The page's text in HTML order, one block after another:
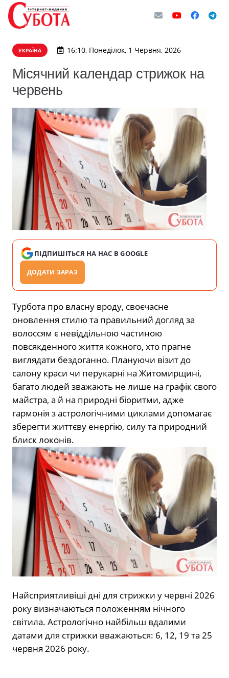
УКРАЇНА 16:10, Понеділок, 1 Червня, 2026
Місячний календар стрижок на
червень
ПІДПИШІТЬСЯ НА НАС В GOOGLE
ДОДАТИ ЗАРАЗ
Турбота про власну вроду, своєчасне
оновлення стилю та правильний догляд за
волоссям є невіддільною частиною
повсякденного життя кожного, хто прагне
виглядати бездоганно. Плануючи візит до
салону краси чи перукарні на Житомирщині,
багато людей зважають не лише на графік свого
майстра, а й на природні біоритми, адже
гармонія з астрологічними циклами допомагає
зберегти життєву енергію, силу та природний
блиск локонів.
Найсприятливіші дні для стрижки у червні 2026
року визначаються положенням нічного
світила. Астрологічно найбільш вдалими
датами для стрижки вважаються: 6, 12, 19 та 25
червня 2026 року.